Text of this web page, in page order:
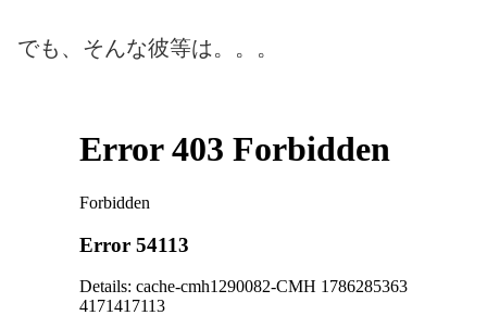
でも、そんな彼等は。。。